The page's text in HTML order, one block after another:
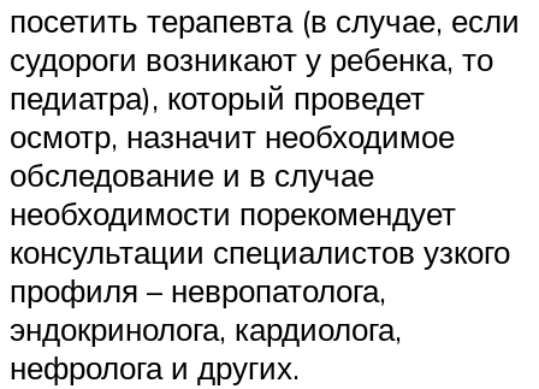
посетить терапевта (в случае, если
судороги возникают у ребенка, то
педиатра), который проведет
осмотр, назначит необходимое
обследование и в случае
необходимости порекомендует
консультации специалистов узкого
профиля – невропатолога,
эндокринолога, кардиолога,
нефролога и других.